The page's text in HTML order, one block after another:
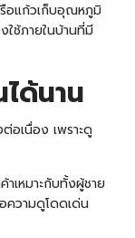
อแก้วเก็บอุณหภูมิ
ช้ภายในบ้านที่มี
ด้นาน
อเนื่อง เพราะดู
าเหมาะกับทั้งผู้ชาย
ความดูโดดเด่น